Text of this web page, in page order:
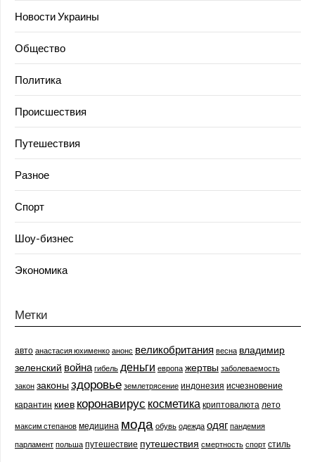
Новости Украины
Общество
Политика
Происшествия
Путешествия
Разное
Спорт
Шоу-бизнес
Экономика
Метки
авто анастасия юхименко анонс великобритания весна владимир
зеленский война гибель деньги европа жертвы заболеваемость
закон законыздоровье землетрясение индонезия исчезновение
карантин киев коронавирус косметика криптовалюта лето
максим степанов медицина мода обувь одежда одяг пандемия
парламент польша путешествие путешествия смертность спорт стиль